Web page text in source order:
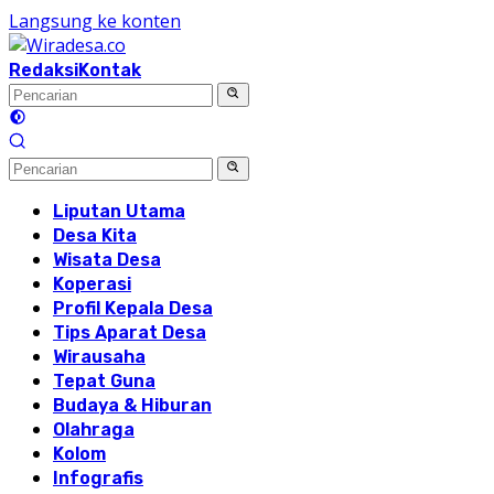
Langsung ke konten
RedaksiKontak
Liputan Utama
Desa Kita
Wisata Desa
Koperasi
Profil Kepala Desa
Tips Aparat Desa
Wirausaha
Tepat Guna
Budaya & Hiburan
Olahraga
Kolom
Infografis